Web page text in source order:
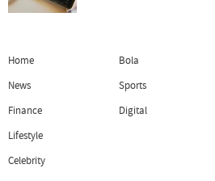
Home
News
Finance
Lifestyle
Celebrity
Bola
Sports
Digital